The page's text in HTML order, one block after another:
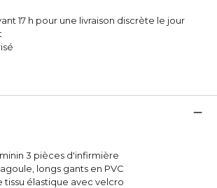
17 h pour une livraison discrète le jour
3 pièces d'infirmière
longs gants en PVC
tissu élastique avec velcro